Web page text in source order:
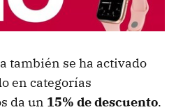
también se ha activado
en categorías
da un 15% de descuento.